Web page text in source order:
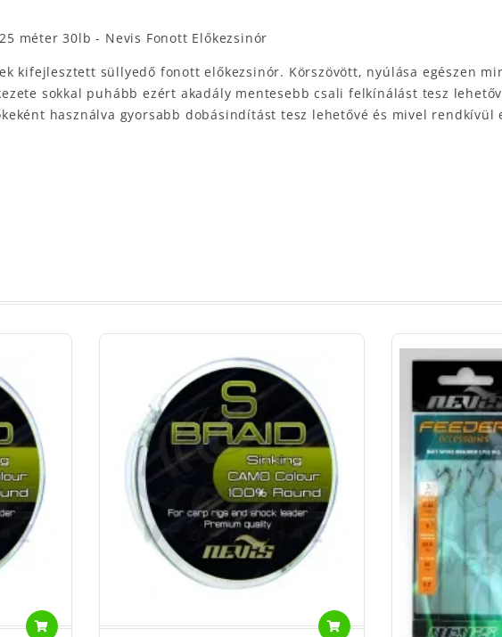
méter 30lb - Nevis Fonott Előkezsinór
kifejlesztett süllyedő fonott előkezsinór. Körszövött, nyúlása egészen
sokkal puhább ezért akadály mentesebb csali felkínálást tesz
használva gyorsabb dobásindítást tesz lehetővé és mivel